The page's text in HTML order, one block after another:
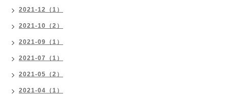
2021-12（1）
2021-10（2）
2021-09（1）
2021-07（1）
2021-05（2）
2021-04（1）